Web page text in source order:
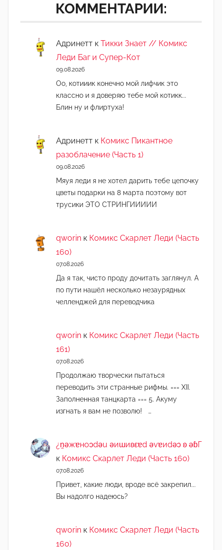
КОММЕНТАРИИ:
Адринетт к Тикки Знает // Комикс
Леди Баг и Супер-Кот
09.08.2026
Оо, котииик конечно мой лифчик это
классно и я доверяю тебе мой котикк...
Блин ну и флиртуха!
Адринетт к Комикс Пикантное
разоблачение (Часть 1)
09.08.2026
Мяуя леди я не хотел дарить тебе цепочку
цветы подарки на 8 марта поэтому вот
трусики ЭТО СТРИНГИИИИИ
qworin к Комикс Скарлет Леди (Часть
160)
07.08.2026
Да я так, чисто проду дочитать заглянул. А
по пути нашёл несколько незаурядных
челленджей для переводчика
qworin к Комикс Скарлет Леди (Часть
161)
07.08.2026
Продолжаю творчески пытаться
переводить эти странные рифмы. === XII.
Заполненная танцкарта === 5. Акуму
изгнать я вам не позволю! …
¿n̯ǝжɐноɔdǝu ǝиɯиʚεɐd ǝvɐиdǝɔ ʚ ǝɓГ
к Комикс Скарлет Леди (Часть 160)
07.08.2026
Привет, какие люди, вроде всё закрепил...
Вы надолго надеюсь?
qworin к Комикс Скарлет Леди (Часть
160)